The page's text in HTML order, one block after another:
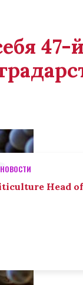
НОВОСТИ
Head